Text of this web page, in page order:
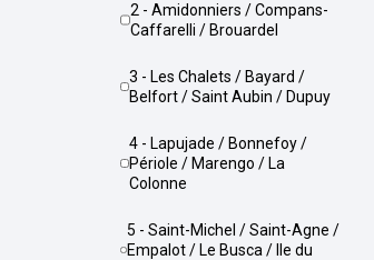
2 - Amidonniers / Compans-
Caffarelli / Brouardel
3 - Les Chalets / Bayard /
Belfort / Saint Aubin / Dupuy
4 - Lapujade / Bonnefoy /
Périole / Marengo / La
Colonne
5 - Saint-Michel / Saint-Agne /
Empalot / Le Busca / Ile du